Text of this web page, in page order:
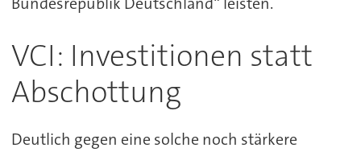
VCI: Investitionen statt
Abschottung
Deutlich gegen eine solche noch stärkere